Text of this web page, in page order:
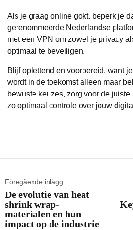
Als je graag online gokt, beperk je
gerenommeerde Nederlandse
met een VPN om zowel je privacy
optimaal te beveiligen.
Blijf oplettend en voorbereid, want
wordt in de toekomst alleen maar
bewuste keuzes, zorg voor de
zo optimaal controle over jouw
Föregående inlägg
De evolutie van heat
shrink wrap-
materialen en hun
impact op de industrie